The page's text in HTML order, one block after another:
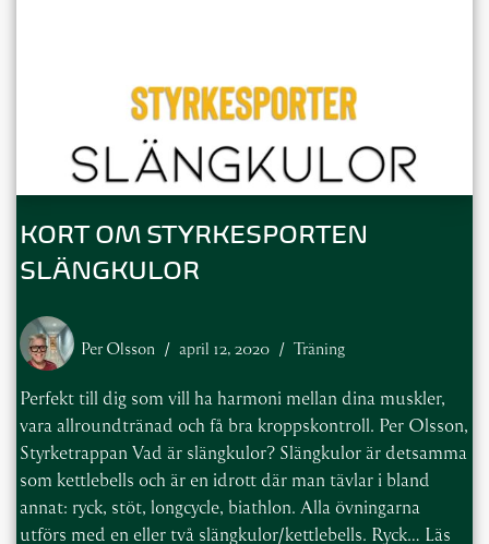
KORT OM STYRKESPORTEN
SLÄNGKULOR
Per Olsson april 12, 2020 Träning
Perfekt till dig som vill ha harmoni mellan dina muskler,
vara allroundtränad och få bra kroppskontroll. Per Olsson,
Styrketrappan Vad är slängkulor? Slängkulor är detsamma
som kettlebells och är en idrott där man tävlar i bland
annat: ryck, stöt, longcycle, biathlon. Alla övningarna
utförs med en eller två slängkulor/kettlebells. Ryck… Läs